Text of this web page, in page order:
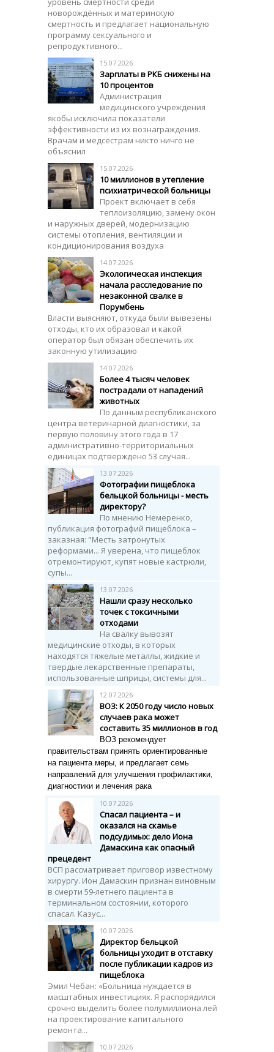
новорождённых и материнскую
смертность и предлагает национальную
программу сексуального и
репродуктивного...
15.07.2026
Зарплаты в РКБ снижены на
10 процентов
Администрация
медицинского учреждения
якобы исключила показатели
эффективности из их вознаграждения.
Врачам и медсестрам никто ничго не
объяснил
15.07.2026
10 миллионов в утепление
психиатрической больницы
Проект включает в себя
теплоизоляцию, замену окон
и наружных дверей, модернизацию
системы отопления, вентиляции и
кондиционирования воздуха
14.07.2026
Экологическая инспекция
начала расследование по
незаконной свалке в
Порумбень
Власти выясняют, откуда были вывезены
отходы, кто их образовал и какой
оператор был обязан обеспечить их
законную утилизацию
14.07.2026
Более 4 тысяч человек
пострадали от нападений
животных
По данным республиканского
центра ветеринарной диагностики, за
первую половину этого года в 17
административно-территориальных
единицах подтверждено 53 случая...
13.07.2026
Фотографии пищеблока
бельцкой больницы - месть
директору?
По мнению Немеренко,
публикация фотографий пищеблока –
заказная: "Месть затронутых
реформами... Я уверена, что пищеблок
отремонтируют, купят новые кастрюли,
супы...
13.07.2026
Нашли сразу несколько
точек с токсичными
отходами
На свалку вывозят
медицинские отходы, в которых
находятся тяжелые металлы, жидкие и
твердые лекарственные препараты,
использованные шприцы, системы для...
12.07.2026
ВОЗ: К 2050 году число новых
случаев рака может
составить 35 миллионов в год
ВОЗ рекомендует
правительствам принять ориентированные
на пациента меры, и предлагает семь
направлений для улучшения профилактики,
диагностики и лечения рака
10.07.2026
Спасал пациента – и
оказался на скамье
подсудимых: дело Иона
Дамаскина как опасный
прецедент
ВСП рассматривает приговор известному
хирургу. Ион Дамаскин признан виновным
в смерти 59-летнего пациента в
терминальном состоянии, которого
спасал. Казус...
10.07.2026
Директор бельцкой
больницы уходит в отставку
после публикации кадров из
пищеблока
Эмил Чебан: «Больница нуждается в
масштабных инвестициях. Я распорядился
срочно выделить более полумиллиона лей
на проектирование капитального
ремонта...
10.07.2026